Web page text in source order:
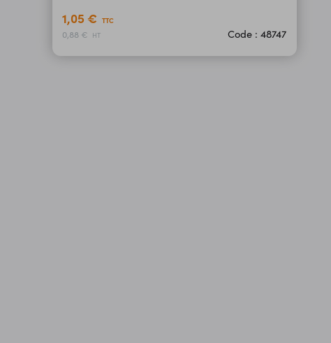
1,05 € TTC
0,88 € HT Code : 48747